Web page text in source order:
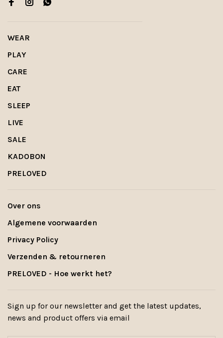
WEAR
PLAY
CARE
EAT
SLEEP
LIVE
SALE
KADOBON
PRELOVED
Over ons
Algemene voorwaarden
Privacy Policy
Verzenden & retourneren
PRELOVED - Hoe werkt het?
Sign up for our newsletter and get the latest updates,
news and product offers via email